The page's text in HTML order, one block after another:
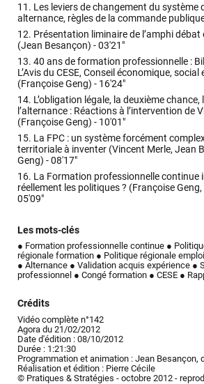
11. Les leviers de changement du système
alternance, règles de la commande
12. Présentation liminaire de l’amphi
(Jean Besançon) -03'21"
13. 40 ans de formation professionnelle :
L’Avis du CESE, Conseil économique,
(Françoise Geng) - 16'24"
14. L’obligation légale, la deuxième
l’alternance : Réactions à l’intervention de
(Françoise Geng) - 10'01"
15. La FPC : un système forcément
territoriale à inventer (Vincent Merle, Jean
Geng) -08'17"
16. La Formation professionnelle continue
réellement les politiques ? (Françoise
05'09"
Les mots-clés
● Formation professionnelle continue ●
régionale formation ● Politique régionale emploi
● Alternance ● Validation acquis expérience ●
professionnel ● Congé formation ● CESE ●
Crédits
Vidéo complète n°142
Agora du 21/02/2012
Date d'édition : 08/10/2012
Durée : 1:21:30
Programmation et animation : Jean Besançon,
Réalisation et édition : Pierre Cécile
© Pratiques & Stratégies - octobre 2012 -